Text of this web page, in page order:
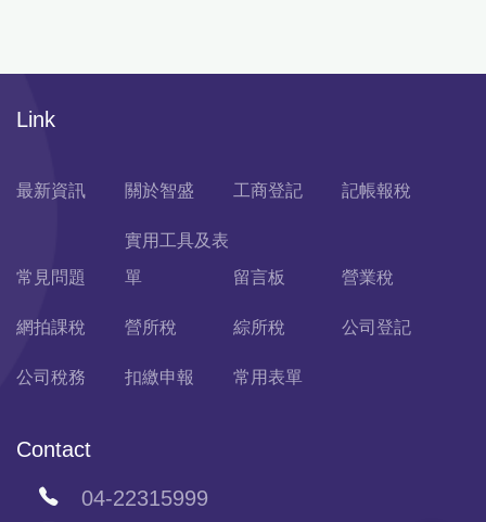
Link
最新資訊 關於智盛 工商登記 記帳報稅
常見問題
實用工具及表
單
留言板 營業稅
網拍課稅 營所稅 綜所稅 公司登記
公司稅務 扣繳申報 常用表單
Contact
04-22315999